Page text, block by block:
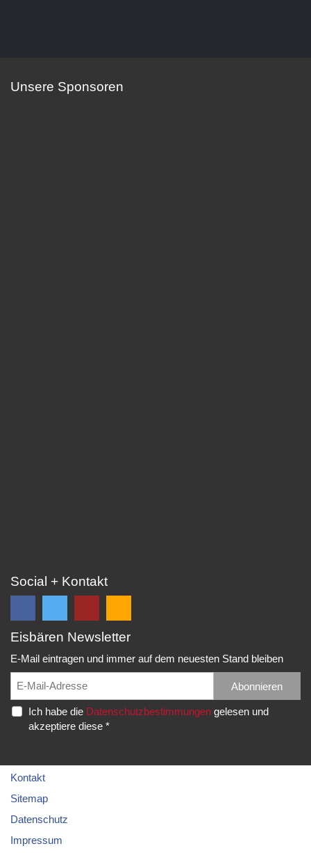
Unsere Sponsoren
Social + Kontakt
Folge
auf
Facebook
und
erhalte
die
Folge
auf
Twitter
und
erhalte
die
EC
Eppelheim
Rudolf-
Diesel-
Str.
Eppelheim
Falls
unsere
Spielberichte,
etc.
Eisbären Newsletter
E-Mail eintragen und immer auf dem neuesten Stand bleiben
Abonnieren
Ich habe die Datenschutzbestimmungengelesen und
akzeptiere diese *
Kontakt
Sitemap
Datenschutz
Impressum